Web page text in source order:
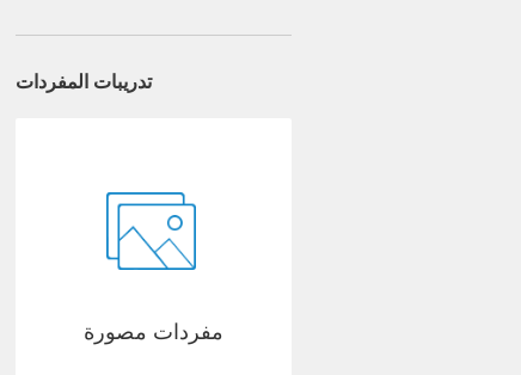
تدريبات المفردات
مفردات مصورة